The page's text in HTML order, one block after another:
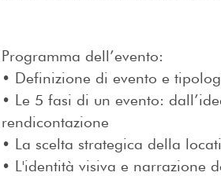
Programma dell’evento:
• Definizione di evento e
• Le 5 fasi di un evento:
rendicontazione
• La scelta strategica della
• L'identità visiva e narrazione